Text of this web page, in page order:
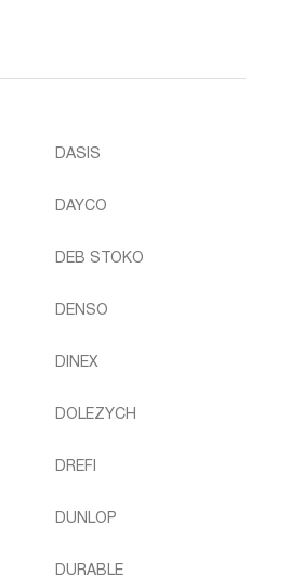
DASIS
DAYCO
DEB STOKO
DENSO
DINEX
DOLEZYCH
DREFI
DUNLOP
DURABLE